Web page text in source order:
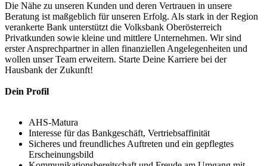
Die Nähe zu unseren Kunden und deren Vertrauen in unsere
Beratung ist maßgeblich für unseren Erfolg. Als stark in der Region
verankerte Bank unterstützt die Volksbank Oberösterreich
Privatkunden sowie kleine und mittlere Unternehmen. Wir sind
erster Ansprechpartner in allen finanziellen Angelegenheiten und
wollen unser Team erweitern. Starte Deine Karriere bei der
Hausbank der Zukunft!
Dein Profil
AHS-Matura
Interesse für das Bankgeschäft, Vertriebsaffinität
Sicheres und freundliches Auftreten und ein gepflegtes
Erscheinungsbild